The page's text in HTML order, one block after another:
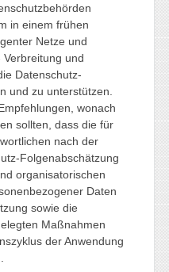
in einem frühen
Netze und
und
Datenschutz-
und zu unterstützen.
wonach
sollten, dass die für
nach der
Folgenabschätzung
organisatorischen
Daten
sowie die
Maßnahmen
der Anwendung